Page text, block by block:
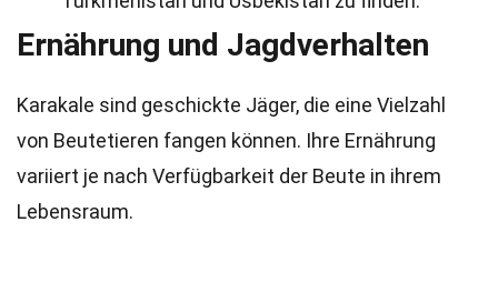
Ernährung und Jagdverhalten
Karakale sind geschickte Jäger, die eine Vielzahl
von Beutetieren fangen können. Ihre Ernährung
variiert je nach Verfügbarkeit der Beute in ihrem
Lebensraum.